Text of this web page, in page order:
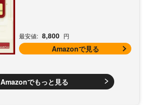
最安値: 8,800 円
Amazonで見る
Amazonでもっと見る